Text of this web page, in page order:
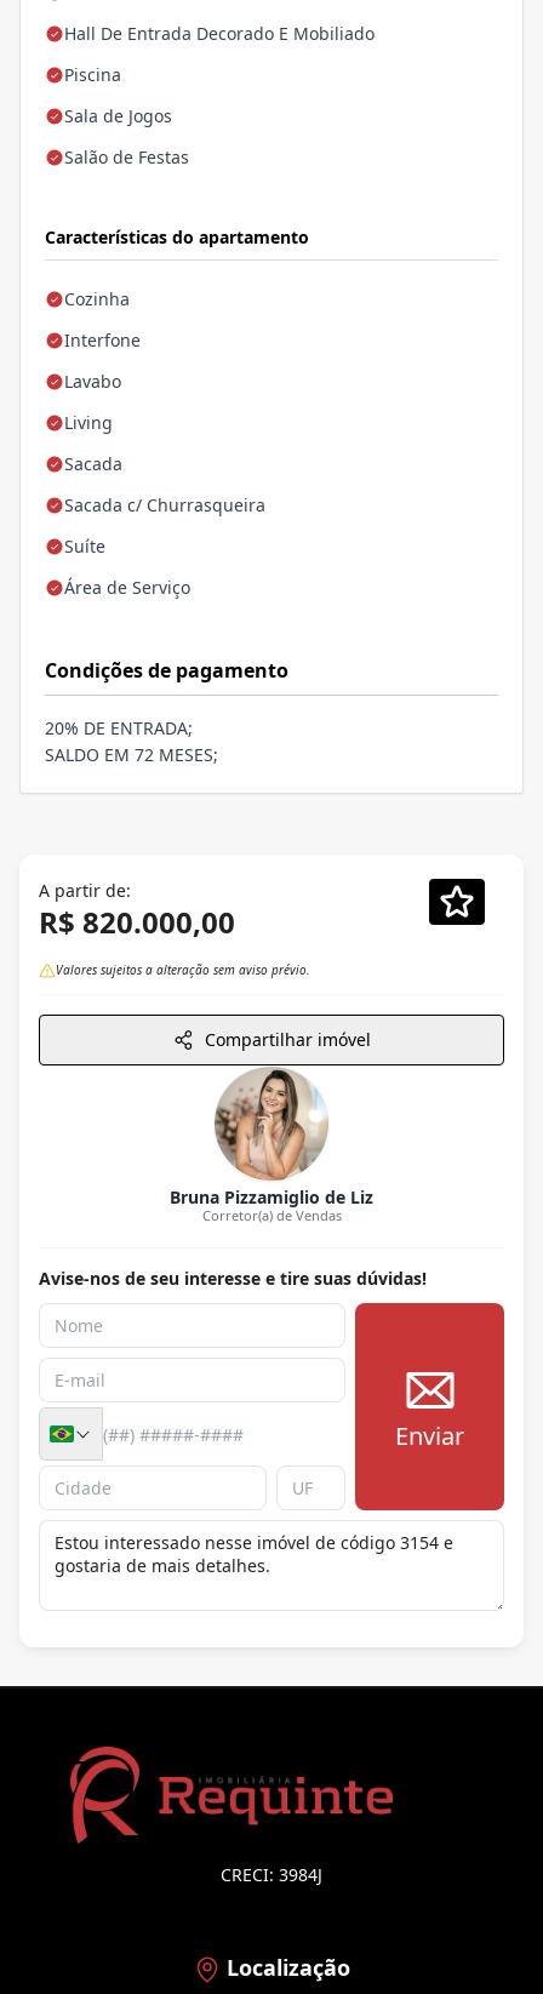
Hall De Entrada Decorado E Mobiliado
Piscina
Sala de Jogos
Salão de Festas
Características do apartamento
Cozinha
Interfone
Lavabo
Living
Sacada
Sacada c/ Churrasqueira
Suíte
Área de Serviço
Condições de pagamento
20% DE ENTRADA;
SALDO EM 72 MESES;
A partir de:
R$ 820.000,00
Valores sujeitos a alteração sem aviso prévio.
Compartilhar imóvel
Bruna Pizzamiglio de Liz
Corretor(a) de Vendas
Avise-nos de seu interesse e tire suas dúvidas!
Enviar
CRECI: 3984J
Localização